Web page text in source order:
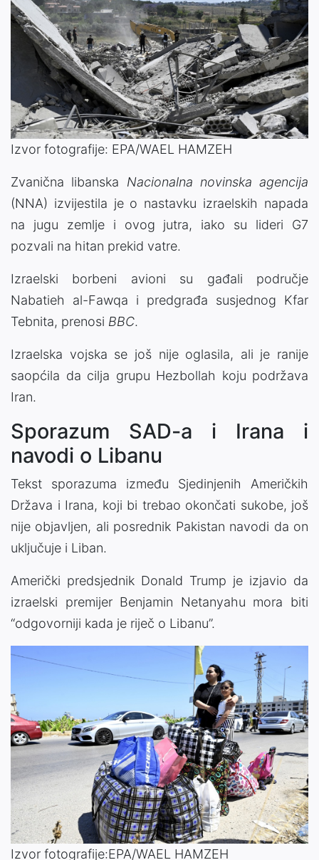
Izvor fotografije: EPA/WAEL HAMZEH
Zvanična libanska Nacionalna novinska agencija
(NNA) izvijestila je o nastavku izraelskih napada
na jugu zemlje i ovog jutra, iako su lideri G7
pozvali na hitan prekid vatre.
Izraelski borbeni avioni su gađali područje
Nabatieh al-Fawqa i predgrađa susjednog Kfar
Tebnita, prenosi BBC.
Izraelska vojska se još nije oglasila, ali je ranije
saopćila da cilja grupu Hezbollah koju podržava
Iran.
Sporazum SAD-a i Irana i
navodi o Libanu
Tekst sporazuma između Sjedinjenih Američkih
Država i Irana, koji bi trebao okončati sukobe, još
nije objavljen, ali posrednik Pakistan navodi da on
uključuje i Liban.
Američki predsjednik Donald Trump je izjavio da
izraelski premijer Benjamin Netanyahu mora biti
“odgovorniji kada je riječ o Libanu”.
Izvor fotografije:EPA/WAEL HAMZEH